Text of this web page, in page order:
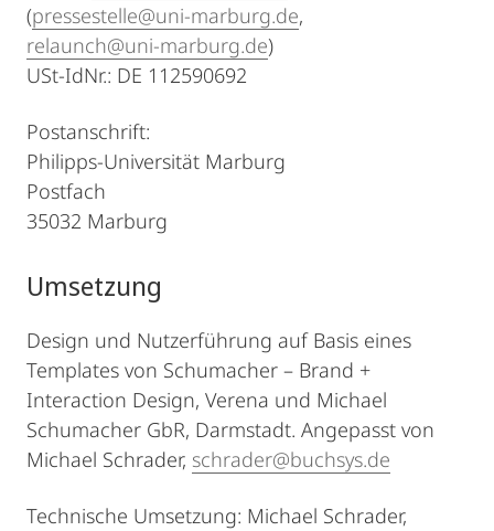
(pressestelle@uni-marburg.de,
relaunch@uni-marburg.de)
USt-IdNr.: DE 112590692
Postanschrift:
Philipps-Universität Marburg
Postfach
35032 Marburg
Umsetzung
Design und Nutzerführung auf Basis eines
Templates von Schumacher – Brand +
Interaction Design, Verena und Michael
Schumacher GbR, Darmstadt. Angepasst von
Michael Schrader, schrader@buchsys.de
Technische Umsetzung: Michael Schrader,